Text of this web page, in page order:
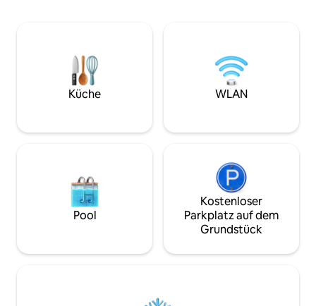
komfortablen Doppelbett und einem
praktischen Etagenbett ausgestattet.
Jedes Zimmer hat einen Kleiderschrank
und einen Arbeitsbereich, und die
auch über ein eigenes Waschbecken.
komfortablen
praktischen
Jedes Zimmer
und einen
auch über ein
Küche WLAN
Pool
Kostenloser
Parkplatz auf dem
Grundstück